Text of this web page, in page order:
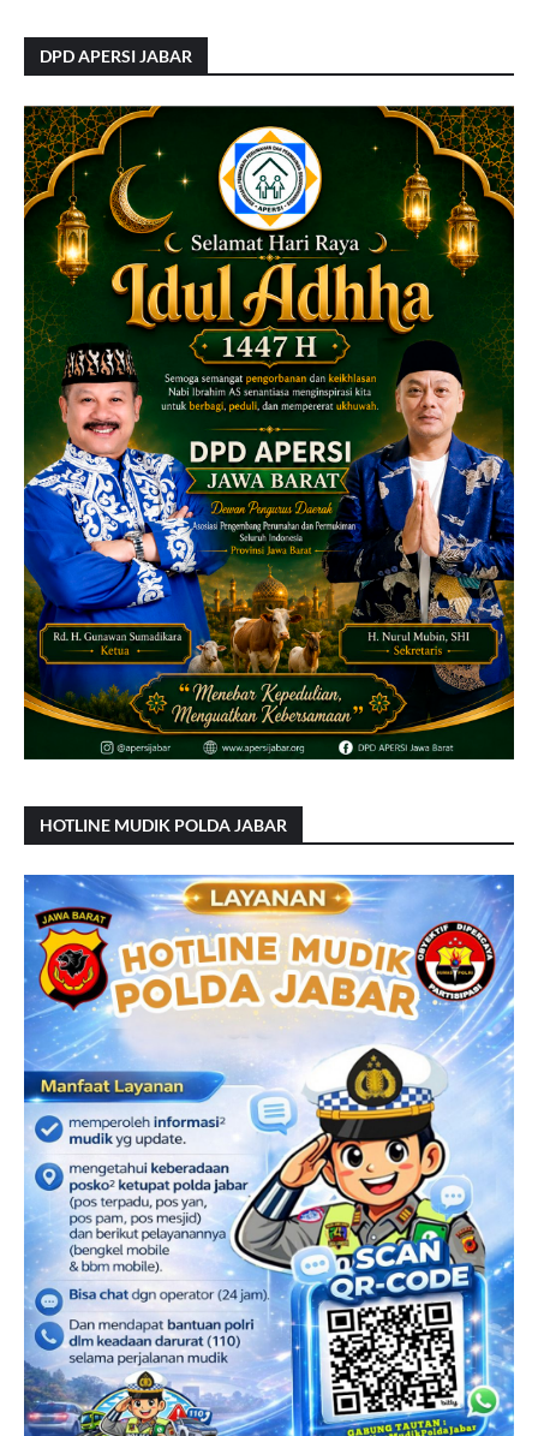
DPD APERSI JABAR
HOTLINE MUDIK POLDA JABAR